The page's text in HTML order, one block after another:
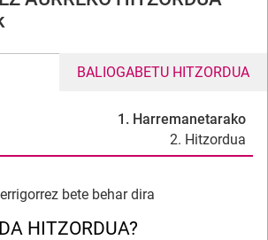
BALIOGABETU HITZORDUA
1. Harremanetarako
2. Hitzordua
bete behar dira
HITZORDUA?